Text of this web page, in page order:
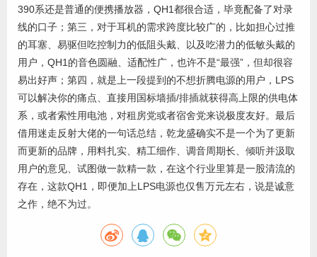
390系还是普通的便携播放器，QH1都很合适，毕竟配备了对录
线的口子；第三，对于耳机的需求跨度比较广的，比如担心过推
的耳塞、易驱但吃控制力的低阻头戴、以及吃潜力的低敏头戴的
用户，QH1的音色圆融、适配性广，也许不是“最强”，但却很容
易出好声；第四，就是上一段提到的不想折腾电源的用户，LPS
可以解决你的痛点、直接用国标墙插/排插就获得高上限的供电体
系，或者索性用电池，对租房党或者宿舍党来说极度友好。最后
借用迷走反射大佬的一句话总结，乾龙盛确实不是一个为了更新
而更新的品牌，用料扎实、精工细作、调音周期长、倾听并汲取
用户的意见、试图做一款精一款，在这个行业里算是一股清流的
存在，这款QH1，即便加上LPS电源也仅售万元左右，说是诚意
之作，绝不为过。